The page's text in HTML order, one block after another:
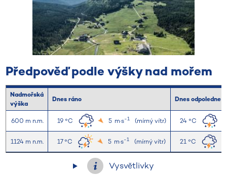
Předpověď podle výšky nad mořem
Nadmořská
výška
Dnes ráno Dnes odpoledne
600 m n.m. 19 °C 5 m·s-1 (mírný vítr) 24 °C
1124 m n.m. 17 °C 5 m·s-1 (mírný vítr) 21 °C
Vysvětlivky